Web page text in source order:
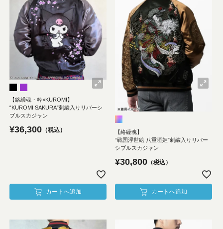
【絡繰魂・粋×KUROMI】
“KUROMI SAKURA”刺繍入りリバーシ
ブルスカジャン
¥36,300 税込
カートへ追加
【絡繰魂】
“戦国浮世絵 八重垣姫”刺繍入りリバー
シブルスカジャン
¥30,800 税込
カートへ追加